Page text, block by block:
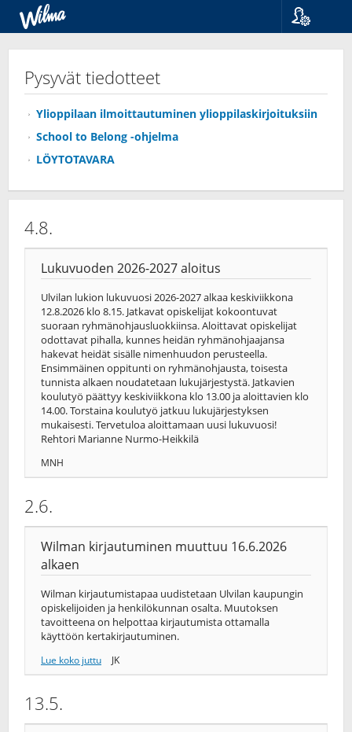
Pysyvät tiedotteet
Ylioppilaan ilmoittautuminen ylioppilaskirjoituksiin
School to Belong -ohjelma
LÖYTOTAVARA
4.8.
Lukuvuoden 2026-2027 aloitus
Ulvilan lukion lukuvuosi 2026-2027 alkaa keskiviikkona
12.8.2026 klo 8.15. Jatkavat opiskelijat kokoontuvat
suoraan ryhmänohjausluokkiinsa. Aloittavat opiskelijat
odottavat pihalla, kunnes heidän ryhmänohjaajansa
hakevat heidät sisälle nimenhuudon perusteella.
Ensimmäinen oppitunti on ryhmänohjausta, toisesta
tunnista alkaen noudatetaan lukujärjestystä. Jatkavien
koulutyö päättyy keskiviikkona klo 13.00 ja aloittavien klo
14.00. Torstaina koulutyö jatkuu lukujärjestyksen
mukaisesti. Tervetuloa aloittamaan uusi lukuvuosi!
Rehtori Marianne Nurmo-Heikkilä
MNH
2.6.
Wilman kirjautuminen muuttuu 16.6.2026
alkaen
Wilman kirjautumistapaa uudistetaan Ulvilan kaupungin
opiskelijoiden ja henkilökunnan osalta. Muutoksen
tavoitteena on helpottaa kirjautumista ottamalla
käyttöön kertakirjautuminen.
Lue koko juttu JK
13.5.